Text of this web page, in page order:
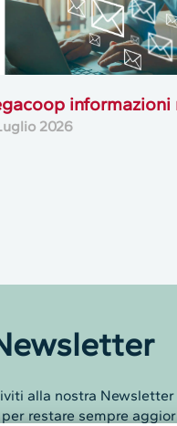
informazioni
2026
alla nostra
restare sempre